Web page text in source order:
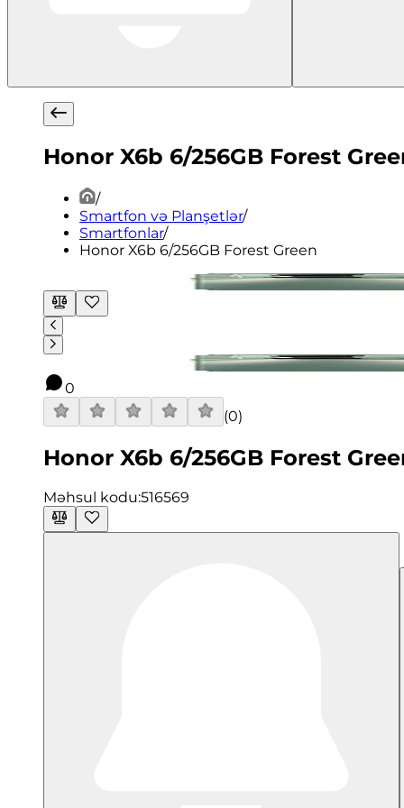
Honor X6b 6/256GB Forest
/
Smartfon və Planşetlər/
Smartfonlar/
Honor X6b 6/256GB Forest Green
0
(0)
Honor X6b 6/256GB Forest
Məhsul kodu:516569